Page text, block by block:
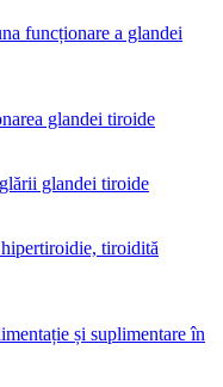
funcționare a glandei
glandei tiroide
glandei tiroide
tiroidită
și suplimentare în